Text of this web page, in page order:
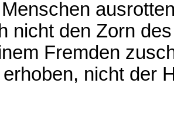
nicht den Zorn
Fremden
nicht der